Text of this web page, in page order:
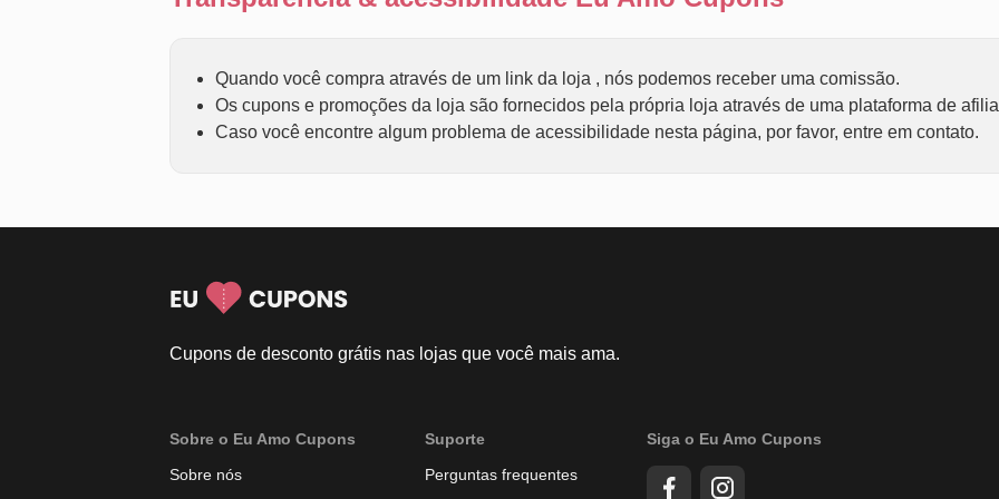
Quando você compra através de um link da loja , nós podemos receber uma comissão.
Os cupons e promoções da loja são fornecidos pela própria loja através de uma plataforma de
Caso você encontre algum problema de acessibilidade nesta página, por favor, entre em contato.
Cupons de desconto grátis nas lojas que você mais ama.
Sobre o Eu Amo Cupons
Sobre nós
Suporte
Perguntas frequentes
Siga o Eu Amo Cupons